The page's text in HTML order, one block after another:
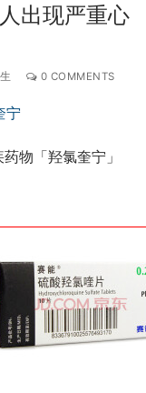
出现严重心
0 COMMENTS
宁
物「羟氯奎宁」